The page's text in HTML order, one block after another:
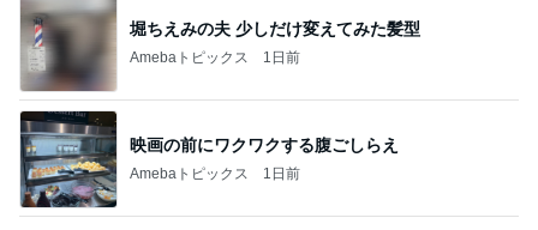
堀ちえみの夫 少しだけ変えてみた髪型
Amebaトピックス 1日前
映画の前にワクワクする腹ごしらえ
Amebaトピックス 1日前